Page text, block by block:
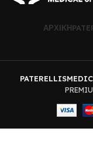
ΑΡΧΙΚΉ